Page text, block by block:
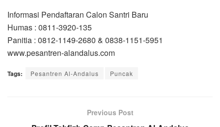
Informasi Pendaftaran Calon Santri Baru
Humas : 0811-3920-135
Panitia : 0812-1149-2680 & 0838-1151-5951
www.pesantren-alandalus.com
Tags: Pesantren Al-Andalus Puncak
Previous Post